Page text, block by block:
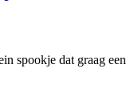
spookje dat graag een